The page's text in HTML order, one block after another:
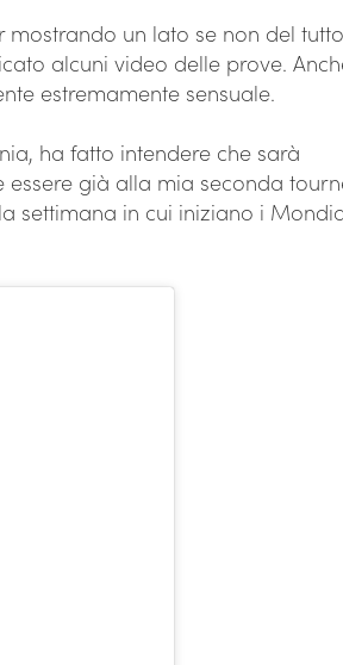
un lato se non del tutto
alcuni video delle prove.
estremamente sensuale.
ha fatto intendere che sarà
essere già alla mia seconda
settimana in cui iniziano i